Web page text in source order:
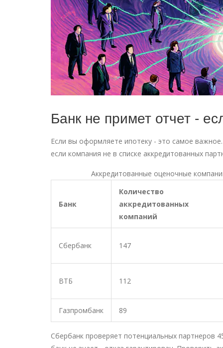
Банк не примет отчет -
Если вы оформляете ипотеку - это самое
если компания не в списке аккредитованных
Аккредитованные оценочные
Банк
Количество
аккредитованных
компаний
Сбербанк 147
ВТБ 112
Газпромбанк 89
Сбербанк проверяет потенциальных партнеров